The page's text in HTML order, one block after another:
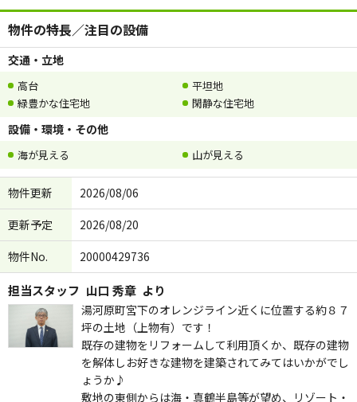
物件の特長／注目の設備
交通・立地
高台
平坦地
緑豊かな住宅地
閑静な住宅地
設備・環境・その他
海が見える 山が見える
物件更新
2026/08/06
更新予定
2026/08/20
物件No.
20000429736
担当スタッフ 山口 秀章 より
湯河原町宮下のオレンジライン近くに位置する約８７
坪の土地（上物有）です！
既存の建物をリフォームして利用頂くか、既存の建物
を解体しお好きな建物を建築されてみてはいかがでし
ょうか♪
敷地の東側からは海・真鶴半島等が望め、リゾート・